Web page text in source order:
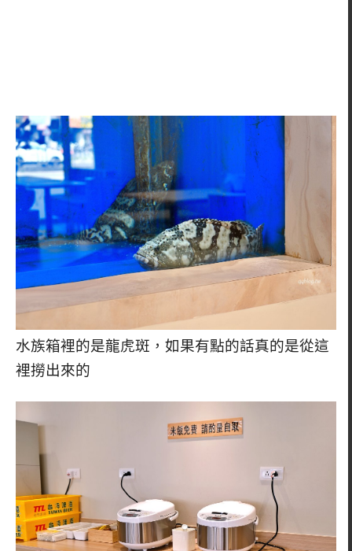
水族箱裡的是龍虎斑，如果有點的話真的是從這
裡撈出來的